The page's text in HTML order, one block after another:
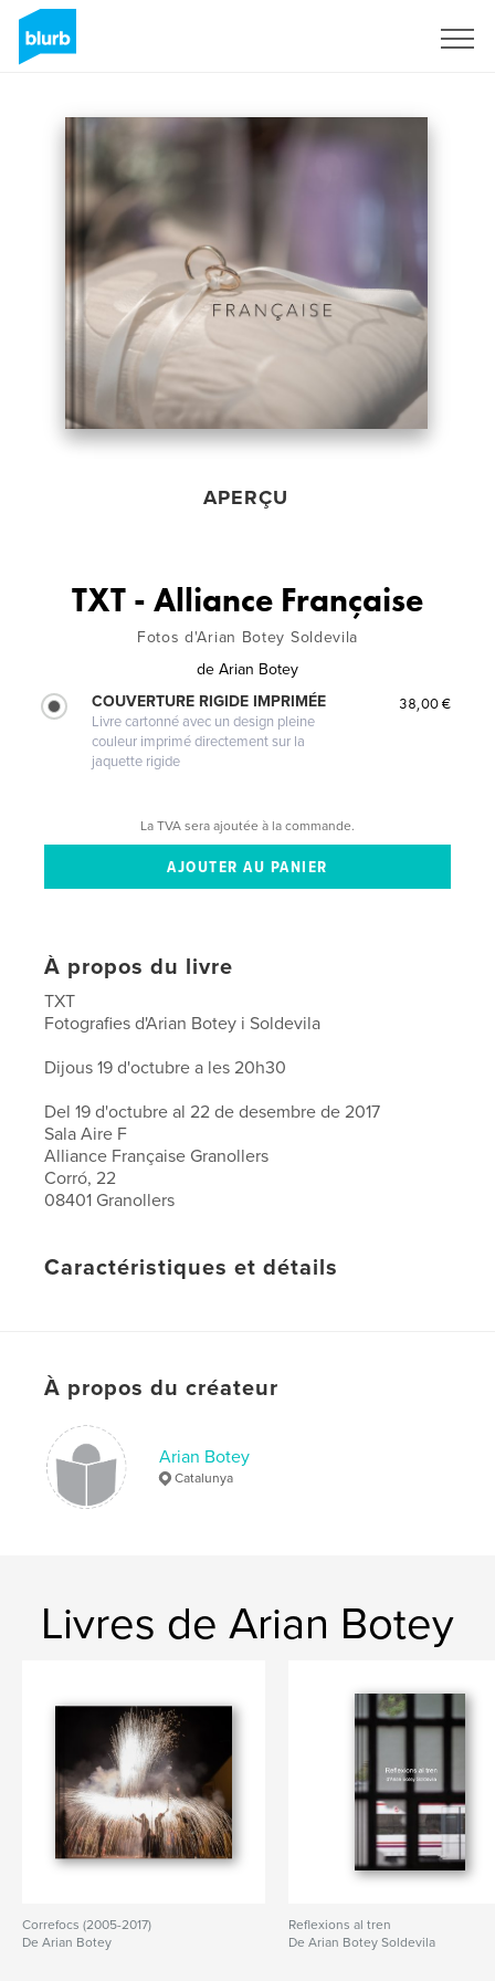
APERÇU
TXT - Alliance Française
Fotos d'Arian Botey Soldevila
de Arian Botey
COUVERTURE RIGIDE IMPRIMÉE
Livre cartonné avec un design pleine
couleur imprimé directement sur la
jaquette rigide
38,00 €
La TVA sera ajoutée à la commande.
À propos du livre
TXT
Fotografies d'Arian Botey i Soldevila
Dijous 19 d'octubre a les 20h30
Del 19 d'octubre al 22 de desembre de 2017
Sala Aire F
Alliance Française Granollers
Corró, 22
08401 Granollers
Caractéristiques et détails
Date de publication:oct 24, 2017
LangueFrench
Mots-clés
arian botey ,
À propos du créateur
Arian Botey
Catalunya
Livres de Arian Botey
Correfocs (2005-2017)
De Arian Botey
Reflexions al tren
De Arian Botey Soldevila